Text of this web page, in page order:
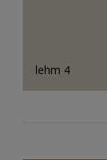
lehm 4